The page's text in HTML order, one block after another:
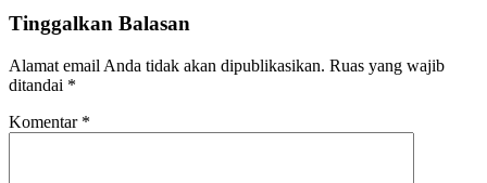
Tinggalkan Balasan
Alamat email Anda tidak akan dipublikasikan. Ruas yang wajib
ditandai *
Komentar *